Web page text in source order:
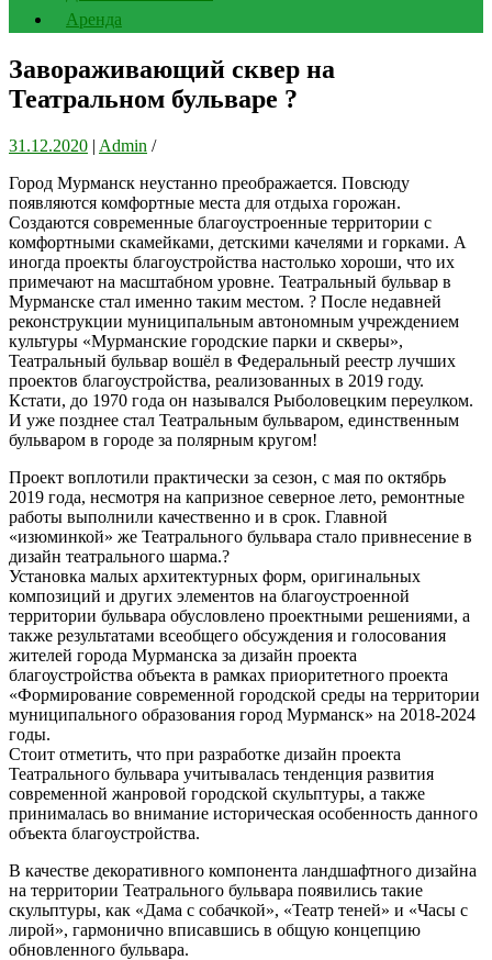
Аренда
Завораживающий сквер на
Театральном бульваре ?
31.12.2020 | Admin /
Город Мурманск неустанно преображается. Повсюду
появляются комфортные места для отдыха горожан.
Создаются современные благоустроенные территории с
комфортными скамейками, детскими качелями и горками. А
иногда проекты благоустройства настолько хороши, что их
примечают на масштабном уровне. Театральный бульвар в
Мурманске стал именно таким местом. ? После недавней
реконструкции муниципальным автономным учреждением
культуры «Мурманские городские парки и скверы»,
Театральный бульвар вошёл в Федеральный реестр лучших
проектов благоустройства, реализованных в 2019 году.
Кстати, до 1970 года он назывался Рыболовецким переулком.
И уже позднее стал Театральным бульваром, единственным
бульваром в городе за полярным кругом!
Проект воплотили практически за сезон, с мая по октябрь
2019 года, несмотря на капризное северное лето, ремонтные
работы выполнили качественно и в срок. Главной
«изюминкой» же Театрального бульвара стало привнесение в
дизайн театрального шарма.?
Установка малых архитектурных форм, оригинальных
композиций и других элементов на благоустроенной
территории бульвара обусловлено проектными решениями, а
также результатами всеобщего обсуждения и голосования
жителей города Мурманска за дизайн проекта
благоустройства объекта в рамках приоритетного проекта
«Формирование современной городской среды на территории
муниципального образования город Мурманск» на 2018-2024
годы.
Стоит отметить, что при разработке дизайн проекта
Театрального бульвара учитывалась тенденция развития
современной жанровой городской скульптуры, а также
принималась во внимание историческая особенность данного
объекта благоустройства.
В качестве декоративного компонента ландшафтного дизайна
на территории Театрального бульвара появились такие
скульптуры, как «Дама с собачкой», «Театр теней» и «Часы с
лирой», гармонично вписавшись в общую концепцию
обновленного бульвара.